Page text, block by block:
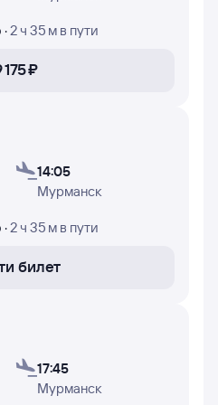
·2 ч 35 м в пути
⁠175 ⁠₽
14:05
Мурманск
·2 ч 35 м в пути
билет
17:45
Мурманск